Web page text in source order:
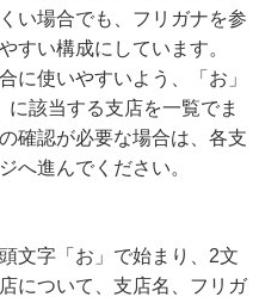
い場合でも、フリガナを参
すい構成にしています。
に使いやすいよう、「お」
該当する支店を一覧でま
確認が必要な場合は、各支
へ進んでください。
文字「お」で始まり、2文
について、支店名、フリガ